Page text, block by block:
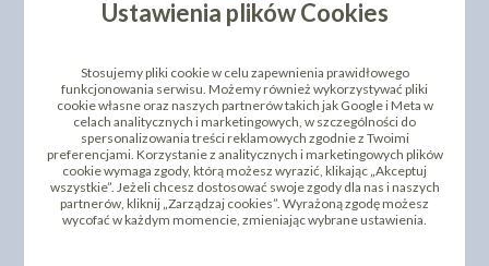
Ustawienia plików Cookies
Stosujemy pliki cookie w celu zapewnienia prawidłowego
funkcjonowania serwisu. Możemy również wykorzystywać pliki
cookie własne oraz naszych partnerów takich jak Google i Meta w
celach analitycznych i marketingowych, w szczególności do
spersonalizowania treści reklamowych zgodnie z Twoimi
preferencjami. Korzystanie z analitycznych i marketingowych plików
cookie wymaga zgody, którą możesz wyrazić, klikając „Akceptuj
wszystkie”. Jeżeli chcesz dostosować swoje zgody dla nas i naszych
partnerów, kliknij „Zarządzaj cookies”. Wyrażoną zgodę możesz
wycofać w każdym momencie, zmieniając wybrane ustawienia.